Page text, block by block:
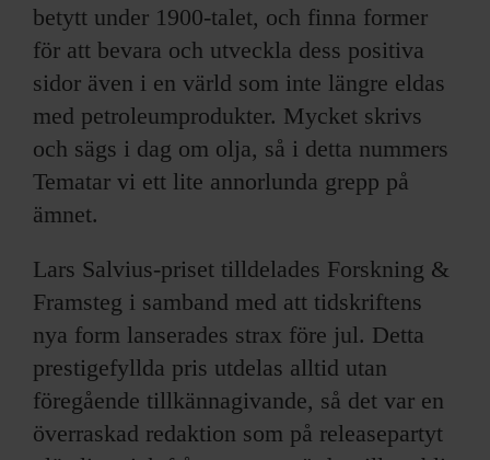
OM F&F
betytt under 1900-talet, och finna former
för att bevara och utveckla dess positiva
sidor även i en värld som inte längre eldas
med petroleumprodukter. Mycket skrivs
och sägs i dag om olja, så i detta nummers
Tematar vi ett lite annorlunda grepp på
ämnet.
Lars Salvius-priset tilldelades Forskning &
Framsteg i samband med att tidskriftens
nya form lanserades strax före jul. Detta
prestigefyllda pris utdelas alltid utan
föregående tillkännagivande, så det var en
överraskad redaktion som på releasepartyt